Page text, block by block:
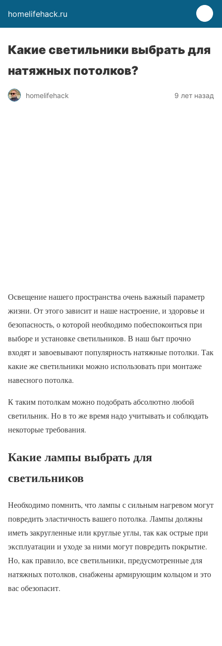
homelifehack.ru
Какие светильники выбрать для
натяжных потолков?
homelifehack 9 лет назад
Освещение нашего пространства очень важный параметр
жизни. От этого зависит и наше настроение, и здоровье и
безопасность, о которой необходимо побеспокоиться при
выборе и установке светильников. В наш быт прочно
входят и завоевывают популярность натяжные потолки. Так
какие же светильники можно использовать при монтаже
навесного потолка.
К таким потолкам можно подобрать абсолютно любой
светильник. Но в то же время надо учитывать и соблюдать
некоторые требования.
Какие лампы выбрать для
светильников
Необходимо помнить, что лампы с сильным нагревом могут
повредить эластичность вашего потолка. Лампы должны
иметь закругленные или круглые углы, так как острые при
эксплуатации и уходе за ними могут повредить покрытие.
Но, как правило, все светильники, предусмотренные для
натяжных потолков, снабжены армирующим кольцом и это
вас обезопасит.